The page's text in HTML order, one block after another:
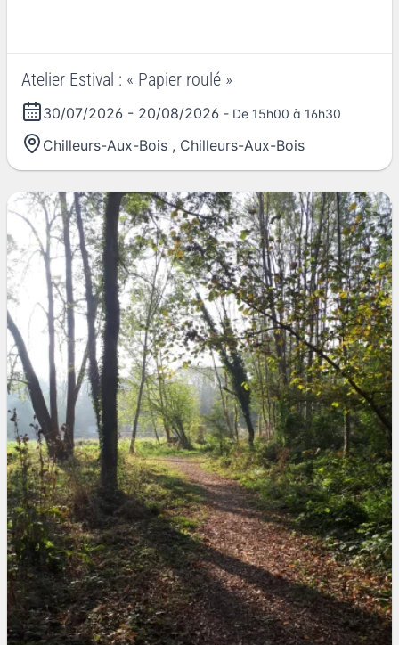
Atelier Estival : « Papier roulé »
30/07/2026 - 20/08/2026 - De 15h00 à 16h30
Chilleurs-Aux-Bois , Chilleurs-Aux-Bois